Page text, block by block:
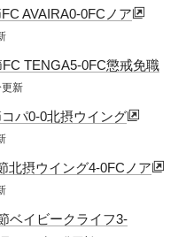
AVAIRA0-0FCノア
TENGA5-0FC懲戒免職
新
パ0-0北摂ウイング
北摂ウイング4-0FCノア
ベイビークライフ3-